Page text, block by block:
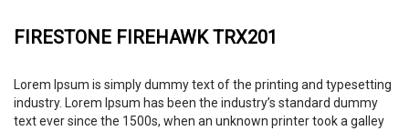
FIRESTONE FIREHAWK TRX201
Lorem Ipsum is simply dummy text of the printing and typesetting
industry. Lorem Ipsum has been the industry’s standard dummy
text ever since the 1500s, when an unknown printer took a galley